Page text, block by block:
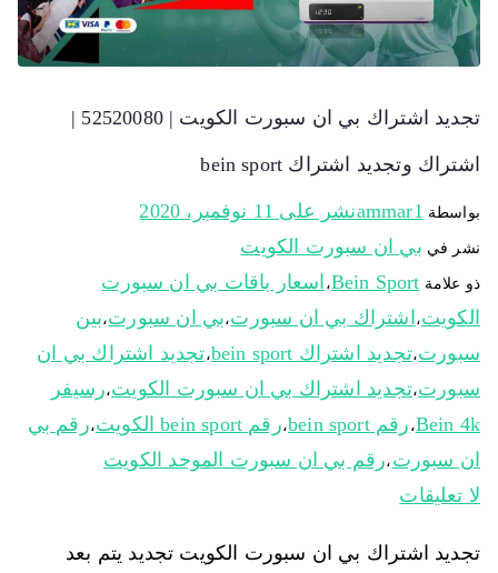
تجديد اشتراك بي ان سبورت الكويت | 52520080 |
اشتراك وتجديد اشتراك bein sport
بواسطة ammar1نشر على 11 نوفمبر، 2020
نشر في بي ان سبورت الكويت
ذو علامة Bein Sport، اسعار باقات بي ان سبورت
الكويت، اشتراك بي ان سبورت،بي ان سبورت،بين
سبورت،تجديد اشتراك bein sport ،تجديد اشتراك بي ان
سبورت،تجديد اشتراك بي ان سبورت الكويت،رسيفر
Bein 4k، رقم bein sport ،رقم bein sport الكويت ،رقم بي
ان سبورت ،رقم بي ان سبورت الموحد الكويت
لا تعليقات
تجديد اشتراك بي ان سبورت الكويت تجديد يتم بعد